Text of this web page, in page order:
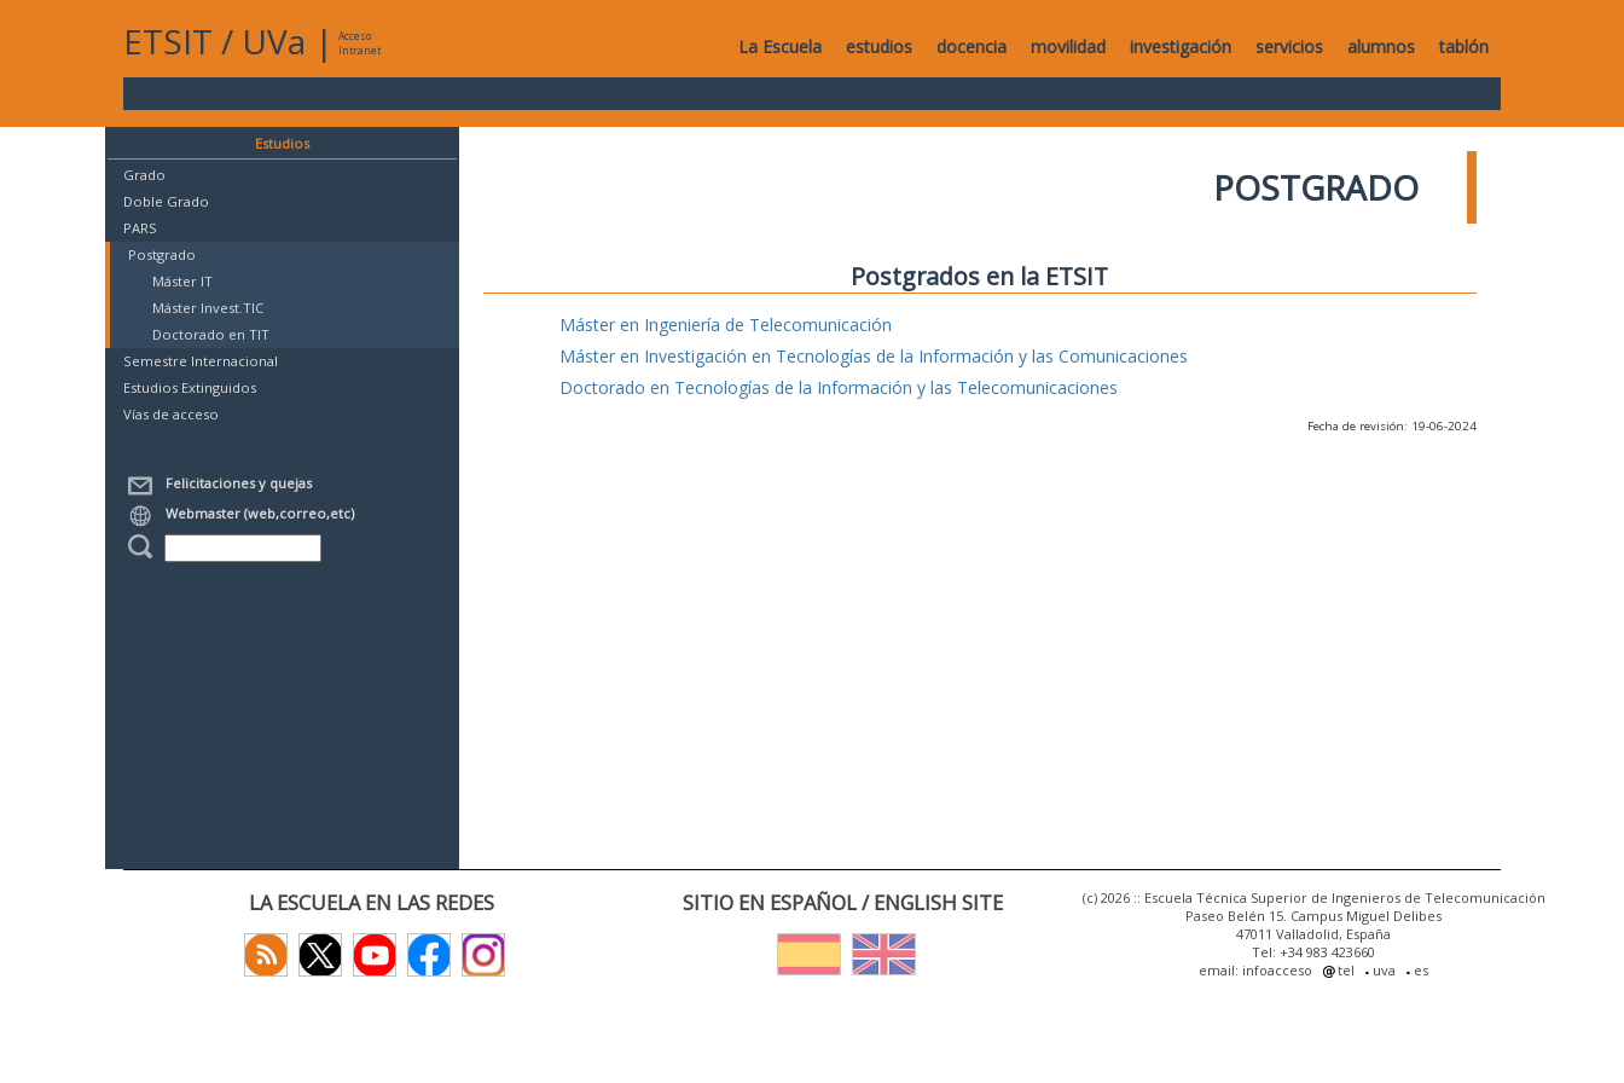
ETSIT / UVa |
Acceso
Intranet
La Escuela estudios docencia movilidad investigación servicios alumnos tablón
Estudios
Grado
Doble Grado
PARS
Postgrado
Máster IT
Máster Invest.TIC
Doctorado en TIT
Semestre Internacional
Estudios Extinguidos
Vías de acceso
Felicitaciones y quejas
Webmaster (web,correo,etc)
POSTGRADO
Postgrados en la ETSIT
Máster en Ingeniería de Telecomunicación
Máster en Investigación en Tecnologías de la Información y las Comunicaciones
Doctorado en Tecnologías de la Información y las Telecomunicaciones
Fecha de revisión: 19-06-2024
LA ESCUELA EN LAS REDES SITIO EN ESPAÑOL / ENGLISH SITE
(c) 2026 :: Escuela Técnica Superior de Ingenieros de Telecomunicación
Paseo Belén 15. Campus Miguel Delibes
47011 Valladolid, España
Tel: +34 983 423660
email: infoacceso
tel uva es